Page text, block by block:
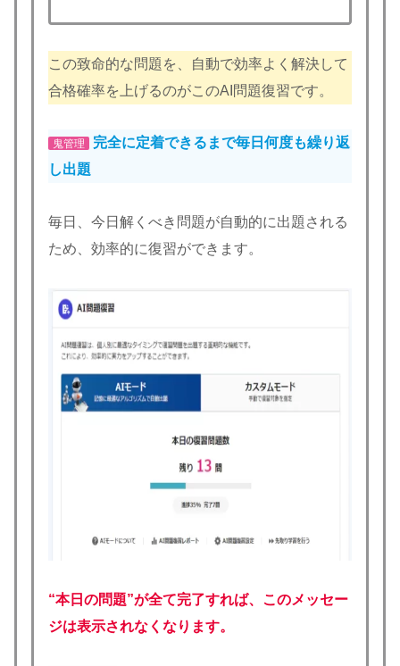
この致命的な問題を、自動で効率よく解決して
合格確率を上げるのがこのAI問題復習です。
鬼管理
完全に定着できるまで毎日何度も繰り返
し出題
毎日、今日解くべき問題が自動的に出題される
ため、効率的に復習ができます。
“本日の問題”が全て完了すれば、このメッセー
ジは表示されなくなります。